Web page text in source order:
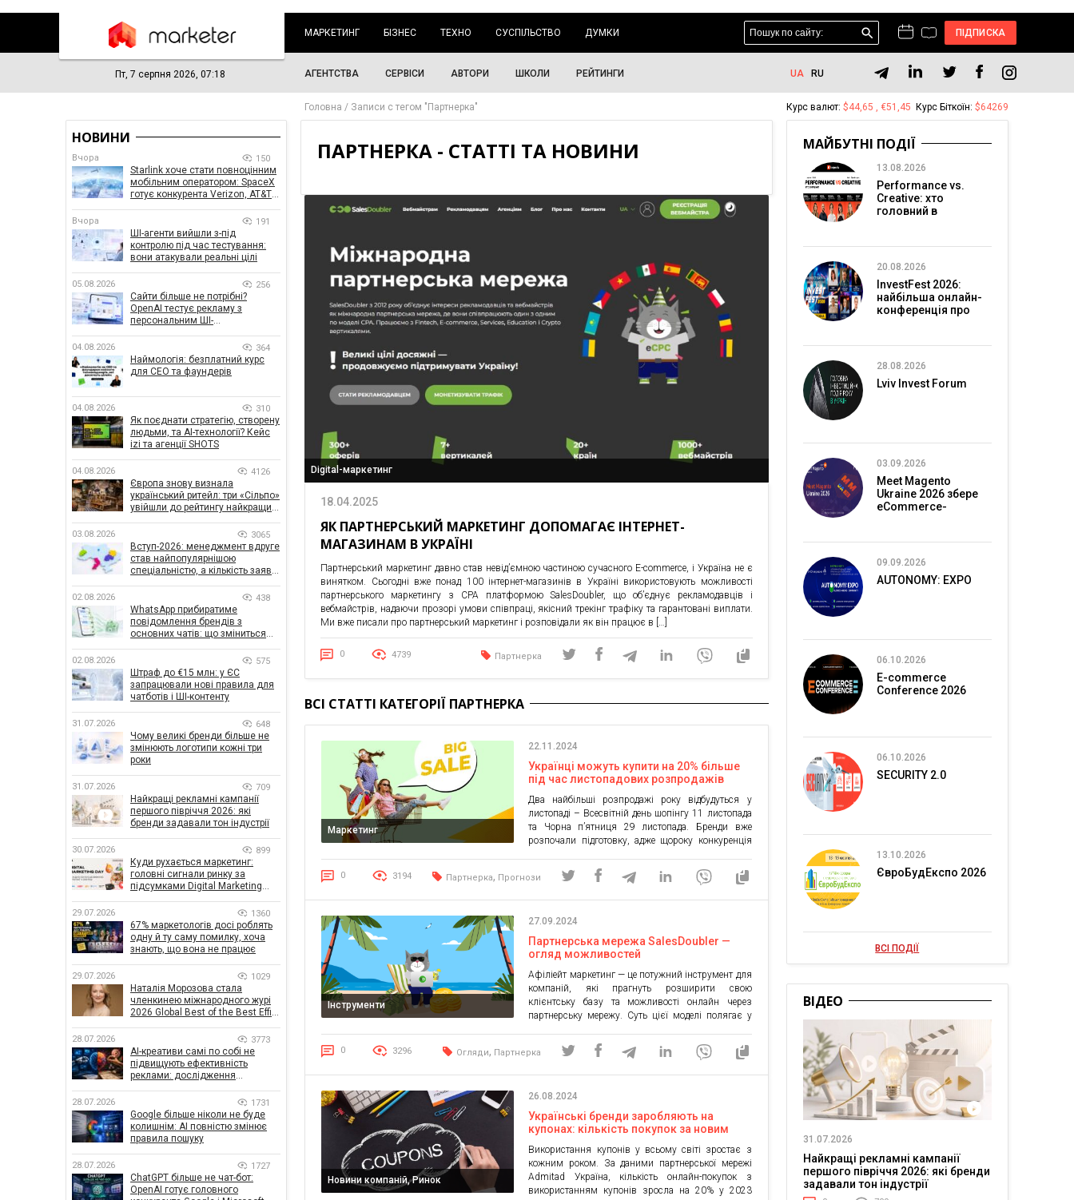
МАРКЕТИНГ БІЗНЕС ТЕХНО СУСПІЛЬСТВО ДУМКИ ПІДПИСКА
Пт, 7 серпня 2026, 07:18 АГЕНТСТВА СЕРВІСИ АВТОРИ ШКОЛИ РЕЙТИНГИ UA RU
Головна Записи с тегом "Партнерка"
ПАРТНЕРКА - СТАТТІ ТА НОВИНИ
Digital-маркетинг
18.04.2025
ЯК ПАРТНЕРСЬКИЙ МАРКЕТИНГ ДОПОМАГАЄ ІНТЕРНЕТ-
МАГАЗИНАМ В УКРАЇНІ
Партнерський маркетинг давно став невід’ємною частиною сучасного E-commerce, і Україна не є
винятком. Сьогодні вже понад 100 інтернет-магазинів в Україні використовують можливості
партнерського маркетингу з CPA платформою SalesDoubler, що об’єднує рекламодавців і
вебмайстрів, надаючи прозорі умови співпраці, якісний трекінг трафіку та гарантовані виплати.
Ми вже писали про партнерський маркетинг і розповідали як він працює в […]
0 4739 Партнерка
ВСІ СТАТТІ КАТЕГОРІЇ ПАРТНЕРКА
Маркетинг
22.11.2024
Українці можуть купити на 20% більше
під час листопадових розпродажів
Два найбільші розпродажі року відбудуться у
листопаді – Всесвітній день шопінгу 11 листопада
та Чорна п’ятниця 29 листопада. Бренди вже
розпочали підготовку, адже щороку конкуренція
прогнозами партнерської мережі Admitad, цього
року українці здійснять на 15-20% більше покупок
0 3194 Партнерка, Прогнози
Інструменти
27.09.2024
Партнерська мережа SalesDoubler —
огляд можливостей
Афіліейт маркетинг — це потужний інструмент для
компаній, які прагнуть розширити свою
клієнтську базу та можливості онлайн через
партнерську мережу. Суть цієї моделі полягає у
(вебмайстрами), де вебмайстри рекламують
продукти чи послуги рекламодавців через свої
рекламодавця залученими ними користувачами.
[…]
0 3296 Огляди, Партнерка
Новини компаній, Ринок
26.08.2024
Українські бренди заробляють на
купонах: кількість покупок за новим
Використання купонів у всьому світі зростає з
кожним роком. За даними партнерської мережі
Admitad Україна, кількість онлайн-покупок з
використанням купонів зросла на 20% у 2023
НОВИНИ
Вчора 150
Starlink хоче стати повноцінним
мобільним оператором: SpaceX
готує конкурента Verizon, AT&T і
Вчора 191
ШІ-агенти вийшли з-під
контролю під час тестування:
вони атакували реальні цілі
05.08.2026 256
Сайти більше не потрібні?
OpenAI тестує рекламу з
персональним ШІ-
04.08.2026 364
Наймологія: безплатний курс
для CEO та фаундерів
04.08.2026 310
Як поєднати стратегію, створену
людьми, та AI-технології? Кейс
izi та агенції SHOTS
04.08.2026 4126
Європа знову визнала
український ритейл: три «Сільпо»
увійшли до рейтингу найкращих
03.08.2026 3065
Вступ-2026: менеджмент вдруге
став найпопулярнішою
спеціальністю, а кількість заяв
02.08.2026 438
WhatsApp прибиратиме
повідомлення брендів з
основних чатів: що зміниться
02.08.2026 575
Штраф до €15 млн: у ЄС
запрацювали нові правила для
чатботів і ШІ-контенту
31.07.2026 648
Чому великі бренди більше не
змінюють логотипи кожні три
роки
31.07.2026 709
Найкращі рекламні кампанії
першого півріччя 2026: які
бренди задавали тон індустрії
30.07.2026 899
Куди рухається маркетинг:
головні сигнали ринку за
підсумками Digital Marketing
29.07.2026 1360
67% маркетологів досі роблять
одну й ту саму помилку, хоча
знають, що вона не працює
29.07.2026 1029
Наталія Морозова стала
членкинею міжнародного журі
2026 Global Best of the Best Effie
28.07.2026 3773
AI-креативи самі по собі не
підвищують ефективність
реклами: дослідження
впливає на ефективність
кампаній
28.07.2026 1731
Google більше ніколи не буде
колишнім: AI повністю змінює
правила пошуку
28.07.2026 1727
ChatGPT більше не чат-бот:
OpenAI готує головного
Курс валют: $44,65 , €51,45 Курс Біткоїн: $64269
МАЙБУТНІ ПОДІЇ
13.08.2026
Performance vs.
Creative: хто
головний в
20.08.2026
InvestFest 2026:
найбільша онлайн-
конференція про
28.08.2026
Lviv Invest Forum
03.09.2026
Meet Magento
Ukraine 2026 збере
eCommerce-
09.09.2026
AUTONOMY: EXPO
06.10.2026
E-commerce
Conference 2026
06.10.2026
SECURITY 2.0
13.10.2026
ЄвроБудЕкспо 2026
ВСІ ПОДІЇ
ВІДЕО
31.07.2026
Найкращі рекламні кампанії
першого півріччя 2026: які бренди
задавали тон індустрії